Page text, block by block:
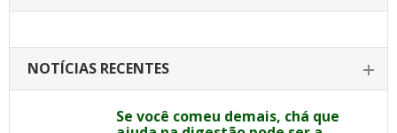
NOTÍCIAS RECENTES
Se você comeu demais, chá que